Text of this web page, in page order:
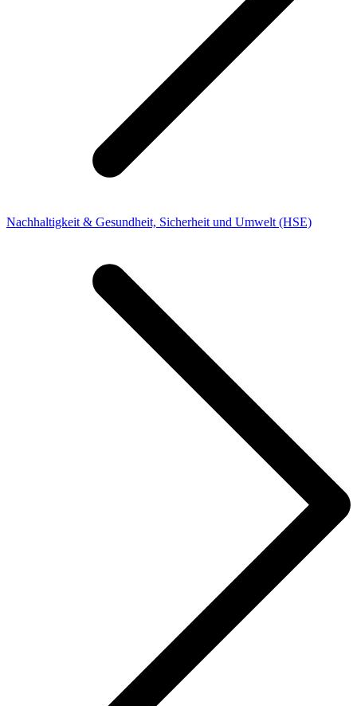
Nachhaltigkeit & Gesundheit, Sicherheit und Umwelt (HSE)